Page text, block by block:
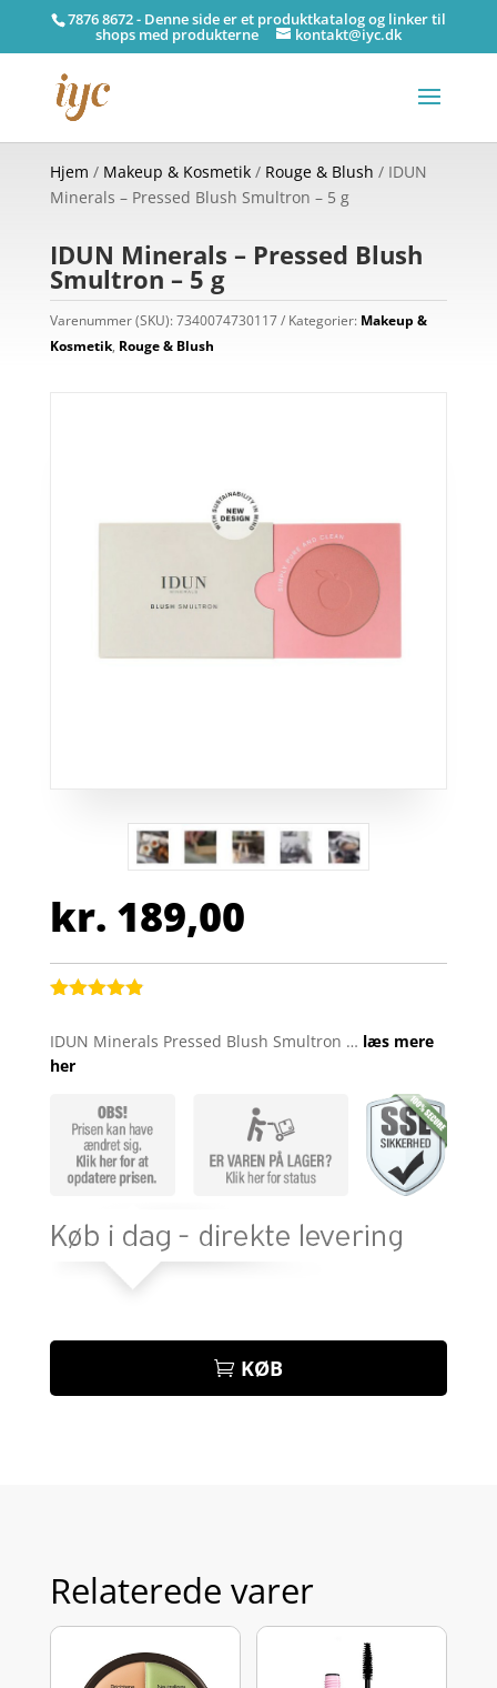
7876 8672 - Denne side er et produktkatalog og linker til
shops med produkterne kontakt@iyc.dk
Hjem / Makeup & Kosmetik/ Rouge & Blush / IDUN
Minerals – Pressed Blush Smultron – 5 g
IDUN Minerals – Pressed Blush
Smultron – 5 g
Varenummer (SKU):7340074730117 Kategorier: Makeup &
Kosmetik, Rouge & Blush
kr. 189,00
ud af 5
baseret på
IDUN Minerals Pressed Blush Smultron … læs mere
her
KØB
Relaterede varer